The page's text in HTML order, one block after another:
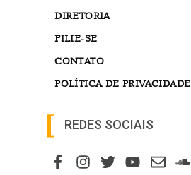
DIRETORIA
FILIE-SE
CONTATO
POLÍTICA DE PRIVACIDADE
REDES SOCIAIS